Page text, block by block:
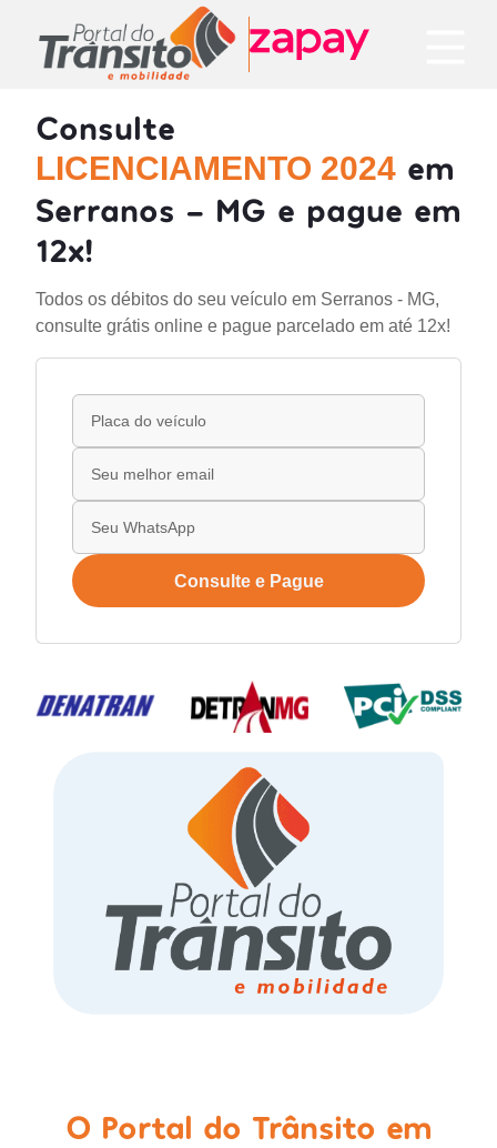
Consulte
LICENCIAMENTO 2024 em
Serranos - MG e pague em
12x!
Todos os débitos do seu veículo em Serranos - MG,
consulte grátis online e pague parcelado em até 12x!
Consulte e Pague
O Portal do Trânsito em